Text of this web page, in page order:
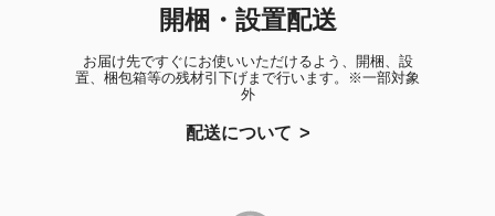
開梱・設置配送
お届け先ですぐにお使いいただけるよう、開梱、設
置、梱包箱等の残材引下げまで行います。※一部対象
外
配送について